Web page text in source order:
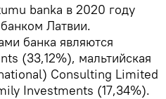
banka в 2020 году
Латвии.
банка являются
(33,12%), мальтийская
Consulting Limited
Investments (17,34%).